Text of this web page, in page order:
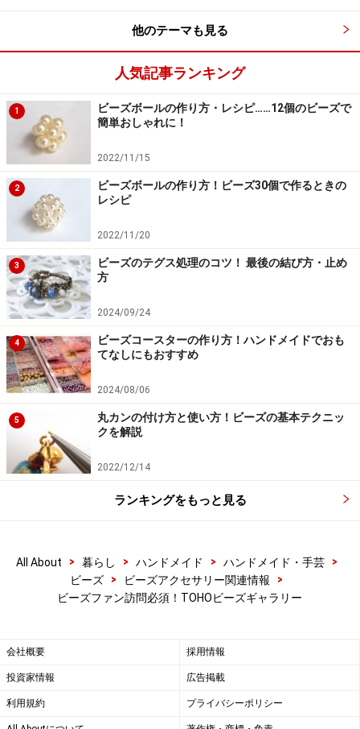
「絆」をテーマに全国から寄せられた作品の中から、と
デザイナーの桂由美さんや
真里さんら、そうそうたる顔ぶれが！
個性豊かな作品をゆったり鑑賞できます
リリアンという響きには懐かしさを覚える方もいらっし
ゃるかもしれませんが、展示作品を目にすれば、そのイ
メージはきっと大きく変わるはず。
リリアンとビーズのコラボレーションが生み出す、新し
いアクセサリーの魅力を発見できます。
また期間中には、ワークショップスペースで体験講習会
も開催されます（詳細は記事の最後で！）。
ビーズワークを単なる手芸としてではなく、アートとし
て捉えることで、その魅力や可能性を、改めて知ること
ができますね。ビーズの“聖地”浅草橋へゆく楽しみが、
「TOHO BEADS STYLE STUDIO TOKYO」では、今後も
様々なイベントや企画を予定しているとのこと。
Information
TOHO BEADS STYLE STUDIO TOKYO/Garally t
他のテーマも見る
人気記事ランキング
1
ビーズボールの作り方・レシピ……12個のビーズで
簡単おしゃれに！
2022/11/15
2
ビーズボールの作り方！ビーズ30個で作るときの
レシピ
2022/11/20
3
ビーズのテグス処理のコツ！ 最後の結び方・止め
方
2024/09/24
4
ビーズコースターの作り方！ハンドメイドでおも
てなしにもおすすめ
2024/08/06
5
丸カンの付け方と使い方！ビーズの基本テクニッ
クを解説
2022/12/14
ランキングをもっと見る
All About > 暮らし > ハンドメイド > ハンドメイド・手芸
>
ビーズ
> ビーズアクセサリー関連情報
>
ビーズファン訪問必須！TOHOビーズギャラリー
会社概要 採用情報
投資家情報 広告掲載
利用規約 プライバシーポリシー